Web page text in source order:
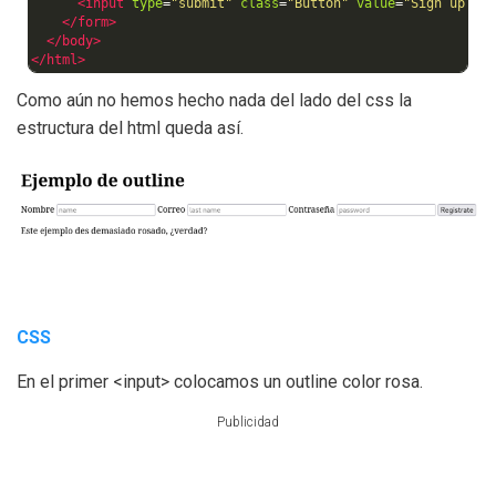
<input
type="submit" class="Button" value="Sign up"
</form>
</body>
</html>
Como aún no hemos hecho nada del lado del css la
estructura del html queda así.
CSS
En el primer <input> colocamos un outline color rosa.
Publicidad